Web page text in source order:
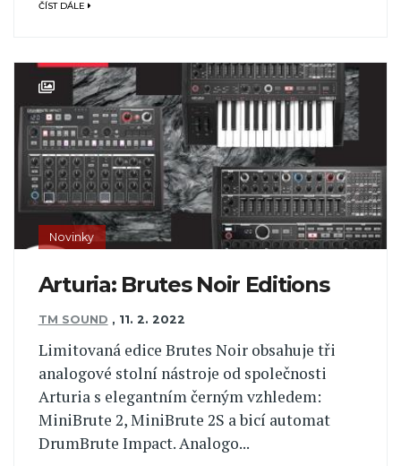
ČÍST DÁLE
Novinky
Arturia: Brutes Noir Editions
TM SOUND , 11. 2. 2022
Limitovaná edice Brutes Noir obsahuje tři
analogové stolní nástroje od společnosti
Arturia s elegantním černým vzhledem:
MiniBrute 2, MiniBrute 2S a bicí automat
DrumBrute Impact. Analogo...